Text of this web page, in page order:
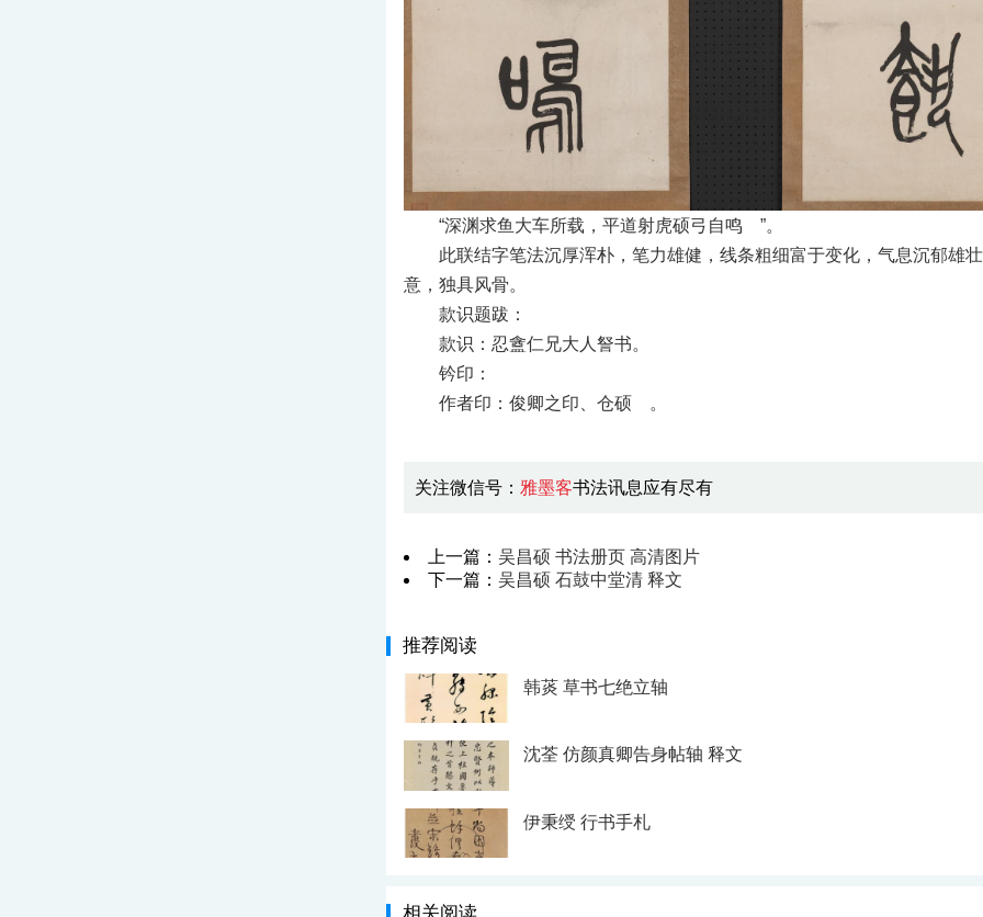
“深渊求鱼大车所载，平道射虎硕弓自鸣 ”。
此联结字笔法沉厚浑朴，笔力雄健，线条粗细富于变化，气息沉郁雄
意，独具风骨。
款识题跋：
款识：忍盦仁兄大人詧书。
钤印：
作者印：俊卿之印、仓硕 。
关注微信号： 雅墨客书法讯息应有尽有
上一篇： 吴昌硕 书法册页 高清图片
下一篇： 吴昌硕 石鼓中堂清 释文
推荐阅读
韩菼 草书七绝立轴
沈荃 仿颜真卿告身帖轴 释文
伊秉绶 行书手札